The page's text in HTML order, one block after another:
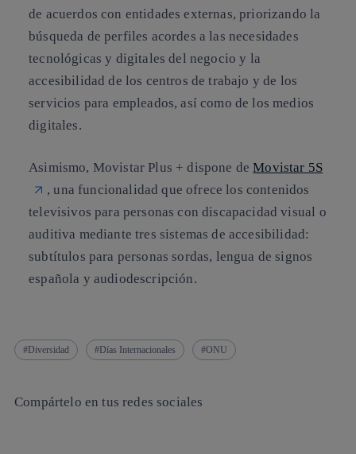
de acuerdos con entidades externas, priorizando la
búsqueda de perfiles acordes a las necesidades
tecnológicas y digitales del negocio y la
accesibilidad de los centros de trabajo y de los
servicios para empleados, así como de los medios
digitales.
Asimismo, Movistar Plus + dispone deMovistar 5S
, una funcionalidad que ofrece los contenidos
televisivos para personas con discapacidad visual o
auditiva mediante tres sistemas de accesibilidad:
subtítulos para personas sordas, lengua de signos
española y audiodescripción.
Diversidad Días Internacionales ONU
Compártelo en tus redes sociales